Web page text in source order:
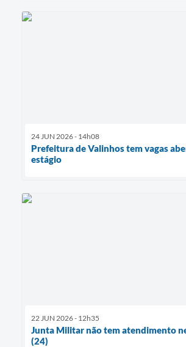
24 JUN 2026 - 14h08
Prefeitura de Valinhos tem vagas
estágio
22 JUN 2026 - 12h35
Junta Militar não tem atendimento
(24)